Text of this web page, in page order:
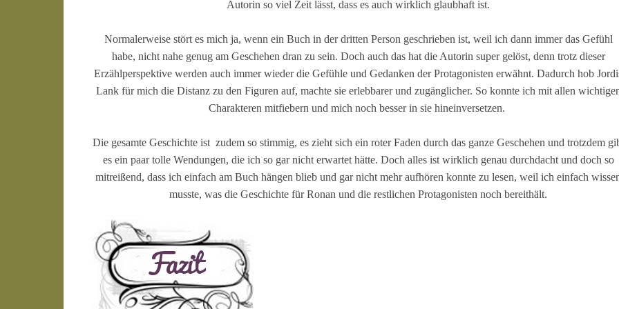
Autorin so viel Zeit lässt, dass es auch wirklich glaubhaft ist.
Normalerweise stört es mich ja, wenn ein Buch in der dritten Person geschrieben ist, weil ich dann immer das Gefühl
habe, nicht nahe genug am Geschehen dran zu sein. Doch auch das hat die Autorin super gelöst, denn trotz dieser
Erzählperspektive werden auch immer wieder die Gefühle und Gedanken der Protagonisten erwähnt. Dadurch hob
Lank für mich die Distanz zu den Figuren auf, machte sie erlebbarer und zugänglicher. So konnte ich mit allen
Charakteren mitfiebern und mich noch besser in sie hineinversetzen.
Die gesamte Geschichte ist zudem so stimmig, es zieht sich ein roter Faden durch das ganze Geschehen und trotzdem
es ein paar tolle Wendungen, die ich so gar nicht erwartet hätte. Doch alles ist wirklich genau durchdacht und doch so
mitreißend, dass ich einfach am Buch hängen blieb und gar nicht mehr aufhören konnte zu lesen, weil ich einfach
musste, was die Geschichte für Ronan und die restlichen Protagonisten noch bereithält.